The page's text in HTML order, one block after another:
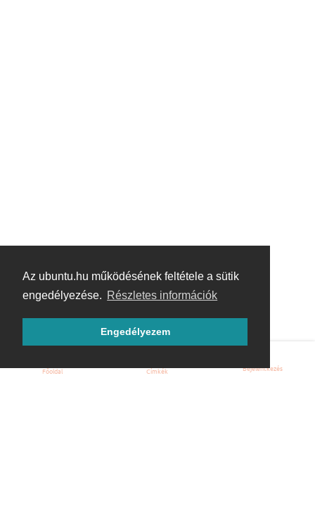
Az ubuntu.hu működésének feltétele a sütik
engedélyezése. Részletes információk
Engedélyezem
Főoldal Címkék Bejelentkezés